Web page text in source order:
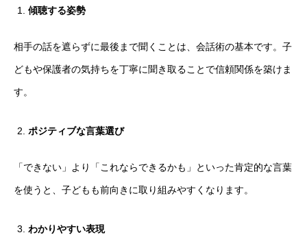
傾聴する姿勢
相手の話を遮らずに最後まで聞くことは、会話術の基本です。子
どもや保護者の気持ちを丁寧に聞き取ることで信頼関係を築けま
す。
ポジティブな言葉選び
「できない」より「これならできるかも」といった肯定的な言葉
を使うと、子どもも前向きに取り組みやすくなります。
わかりやすい表現